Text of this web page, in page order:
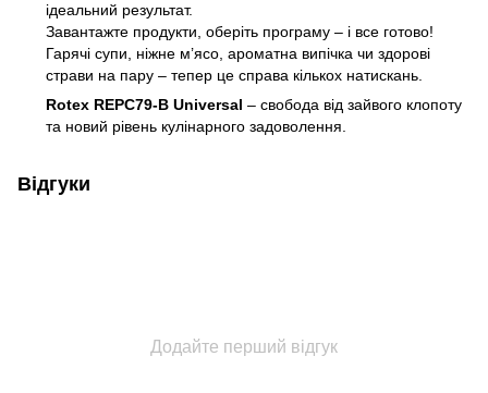
ідеальний результат.
Завантажте продукти, оберіть програму – і все готово!
Гарячі супи, ніжне м’ясо, ароматна випічка чи здорові
страви на пару – тепер це справа кількох натискань.
Rotex REPC79-B Universal – свобода від зайвого клопоту
та новий рівень кулінарного задоволення.
Відгуки
Додайте перший відгук